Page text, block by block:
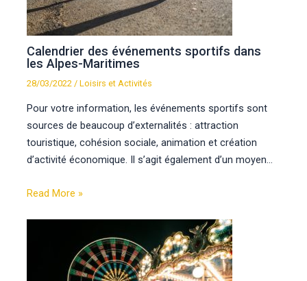
Calendrier des événements sportifs dans
les Alpes-Maritimes
28/03/2022 /Loisirs et Activités
Pour votre information, les événements sportifs sont
sources de beaucoup d’externalités : attraction
touristique, cohésion sociale, animation et création
d’activité économique. Il s’agit également d’un moyen…
Read More »